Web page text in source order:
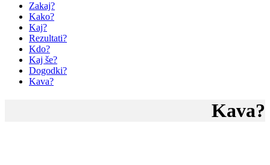
Zakaj?
Kako?
Kaj?
Rezultati?
Kdo?
Kaj še?
Dogodki?
Kava?
Kava?